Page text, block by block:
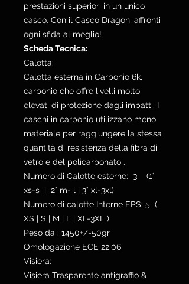
prestazioni superiori in un unico
casco. Con il Casco Dragon, affronti
ogni sfida al meglio!
Scheda Tecnica:
Calotta:
Calotta esterna in Carbonio 6k,
carbonio che offre livelli molto
elevati di protezione dagli impatti. I
caschi in carbonio utilizzano meno
materiale per raggiungere la stessa
quantità di resistenza della fibra di
vetro e del policarbonato .
Numero di Calotte esterne: 3 (1°
xs-s | 2° m- l | 3° xl-3xl)
Numero di calotte Interne EPS: 5 (
XS | S | M | L | XL-3XL )
Peso da : 1450+/-50gr
Omologazione ECE 22.06
Visiera:
Visiera Trasparente antigraffio &